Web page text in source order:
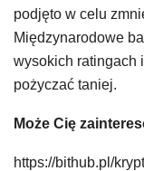
podjęto w celu
Międzynarodowe
wysokich ratingach
pożyczać taniej.
Może Cię
https://bithub.pl/